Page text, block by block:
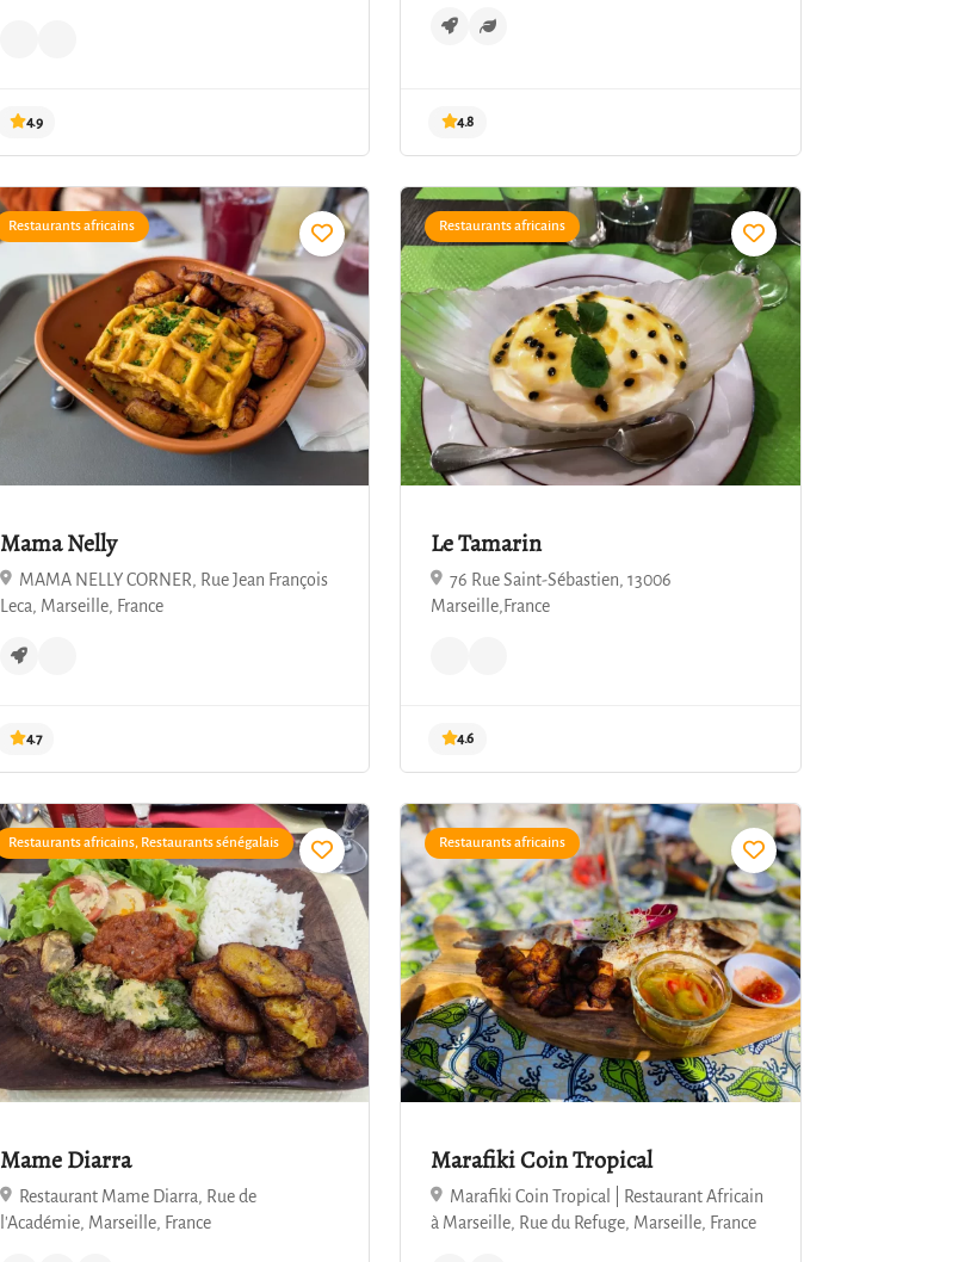
4.9 4.8
Restaurants africains
Mama Nelly
MAMA NELLY CORNER, Rue Jean François
Leca, Marseille, France
4.7
Restaurants africains
Le Tamarin
76 Rue Saint-Sébastien, 13006
Marseille,France
4.6
Restaurants africains, Restaurants sénégalais
Mame Diarra
Restaurant Mame Diarra, Rue de
l'Académie, Marseille, France
Restaurants africains
Marafiki Coin Tropical
Marafiki Coin Tropical | Restaurant Africain
à Marseille, Rue du Refuge, Marseille, France